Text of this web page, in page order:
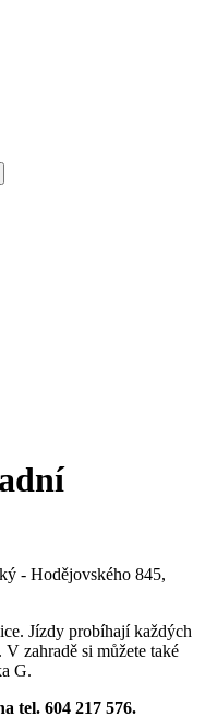
- Hodějovského 845,
Jízdy probíhají každých
zahradě si můžete také
G.
tel. 604 217 576.